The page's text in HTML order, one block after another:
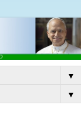
▼
▼